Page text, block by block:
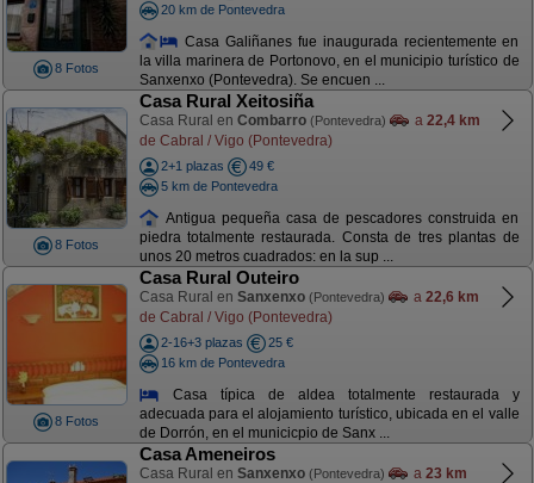
8 Fotos
20 km de Pontevedra
Casa Galiñanes fue inaugurada recientemente en
la villa marinera de Portonovo, en el municipio turístico de
Sanxenxo (Pontevedra). Se encuen ...
8 Fotos
Casa Rural Xeitosiña
Casa Rural en Combarro (Pontevedra) a 22,4 km
de Cabral / Vigo (Pontevedra)
2+1 plazas
49 €
5 km de Pontevedra
Antigua pequeña casa de pescadores construida en
piedra totalmente restaurada. Consta de tres plantas de
unos 20 metros cuadrados: en la sup ...
8 Fotos
Casa Rural Outeiro
Casa Rural en Sanxenxo (Pontevedra) a 22,6 km
de Cabral / Vigo (Pontevedra)
2-16+3 plazas
25 €
16 km de Pontevedra
Casa típica de aldea totalmente restaurada y
adecuada para el alojamiento turístico, ubicada en el valle
de Dorrón, en el municicpio de Sanx ...
Casa Ameneiros
Casa Rural en Sanxenxo (Pontevedra) a 23 km